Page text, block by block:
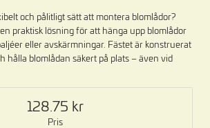
och pålitligt sätt att montera blomlådor?
praktisk lösning för att hänga upp blomlådor
eller avskärmningar. Fästet är konstruerat
hålla blomlådan säkert på plats – även vid
Pris
128.75